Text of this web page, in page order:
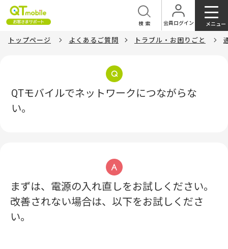
会員ログイン
検索 メニュー
トップページ よくあるご質問 トラブル・お困りごと
QTモバイルでネットワークにつながらな
い。
まずは、電源の入れ直しをお試しください。
改善されない場合は、以下をお試しくださ
い。